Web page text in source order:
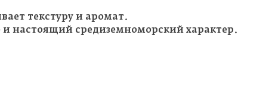
текстуру и аромат.
настоящий средиземноморский характер.